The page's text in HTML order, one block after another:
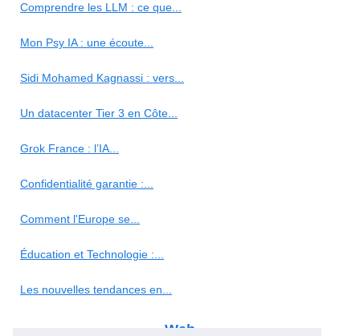
Comprendre les LLM : ce que...
Mon Psy IA : une écoute...
Sidi Mohamed Kagnassi : vers...
Un datacenter Tier 3 en Côte...
Grok France : l’IA...
Confidentialité garantie :...
Comment l'Europe se...
Éducation et Technologie :...
Les nouvelles tendances en...
Web